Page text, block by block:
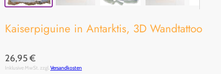
Kaiserpiguine in Antarktis, 3D Wandtattoo
26,95 €
Inklusive MwSt. zzgl. Versandkosten